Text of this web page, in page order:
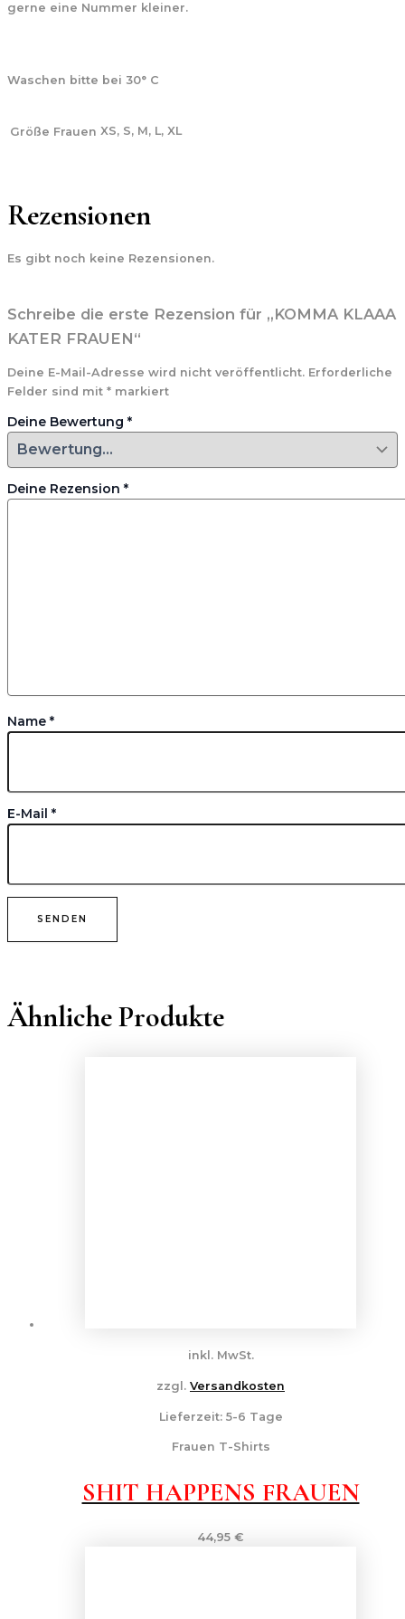
gerne eine Nummer kleiner.
Waschen bitte bei 30° C
Größe Frauen XS, S, M, L, XL
Rezensionen
Es gibt noch keine Rezensionen.
Schreibe die erste Rezension für „KOMMA KLAAA
KATER FRAUEN“
Deine E-Mail-Adresse wird nicht veröffentlicht. Erforderliche
Felder sind mit * markiert
Deine Bewertung *
Deine Rezension *
Name *
E-Mail *
Ähnliche Produkte
inkl. MwSt.
zzgl. Versandkosten
Lieferzeit: 5-6 Tage
Frauen T-Shirts
SHIT HAPPENS FRAUEN
44,95 €